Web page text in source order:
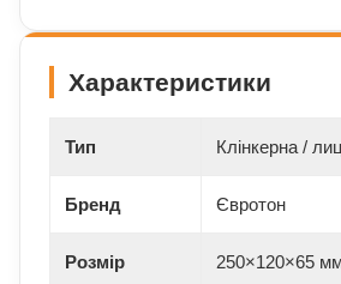
Характеристики
Тип Клінкерна /
Бренд Євротон
Розмір 250×120×65